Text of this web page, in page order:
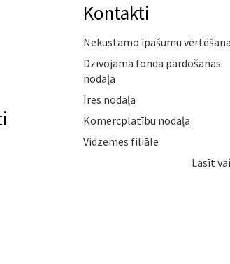
Kontakti
Nekustamo īpašumu vērtēšana
Dzīvojamā fonda pārdošanas
nodaļa
Īres nodaļa
Komercplatību nodaļa
Vidzemes filiāle
Lasīt